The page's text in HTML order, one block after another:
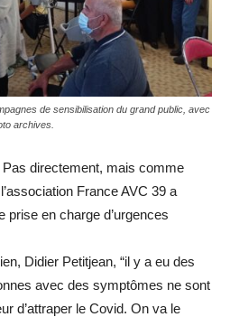
de sensibilisation du grand public, avec
archives.
directement, mais comme
France AVC 39 a
prise en charge d’urgences
Didier Petitjean, “il y a eu des
avec des symptômes ne sont
d’attraper le Covid. On va le